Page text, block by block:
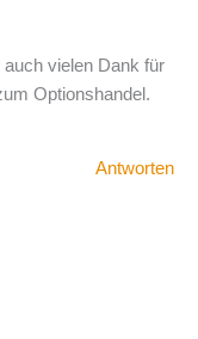
vielen Dank für
Optionshandel.
Antworten